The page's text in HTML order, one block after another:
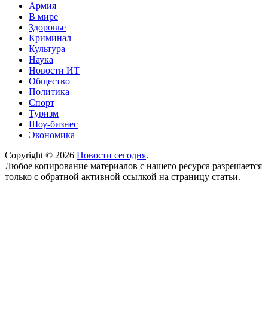
Армия
В мире
Здоровье
Криминал
Культура
Наука
Новости ИТ
Общество
Политика
Спорт
Туризм
Шоу-бизнес
Экономика
Copyright © 2026 Новости сегодня.
Любое копирование материалов с нашего ресурса разрешается
только с обратной активной ссылкой на страницу статьи.